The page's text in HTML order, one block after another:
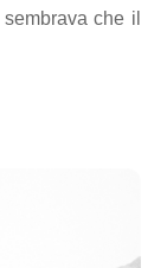
che il